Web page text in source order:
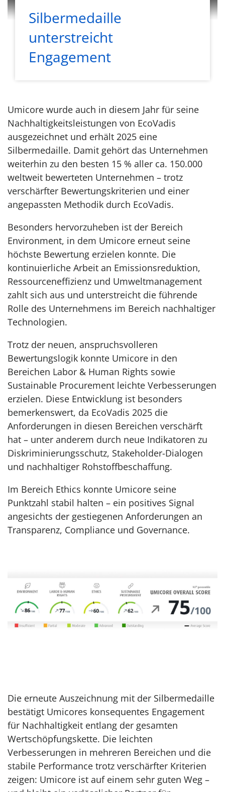
Silbermedaille
unterstreicht
Engagement
Umicore wurde auch in diesem Jahr für seine
Nachhaltigkeitsleistungen von EcoVadis
ausgezeichnet und erhält 2025 eine
Silbermedaille. Damit gehört das Unternehmen
weiterhin zu den besten 15 % aller ca. 150.000
weltweit bewerteten Unternehmen – trotz
verschärfter Bewertungskriterien und einer
angepassten Methodik durch EcoVadis.
Besonders hervorzuheben ist der Bereich
Environment, in dem Umicore erneut seine
höchste Bewertung erzielen konnte. Die
kontinuierliche Arbeit an Emissionsreduktion,
Ressourceneffizienz und Umweltmanagement
zahlt sich aus und unterstreicht die führende
Rolle des Unternehmens im Bereich nachhaltiger
Technologien.
Trotz der neuen, anspruchsvolleren
Bewertungslogik konnte Umicore in den
Bereichen Labor & Human Rights sowie
Sustainable Procurement leichte Verbesserungen
erzielen. Diese Entwicklung ist besonders
bemerkenswert, da EcoVadis 2025 die
Anforderungen in diesen Bereichen verschärft
hat – unter anderem durch neue Indikatoren zu
Diskriminierungsschutz, Stakeholder-Dialogen
und nachhaltiger Rohstoffbeschaffung.
Im Bereich Ethics konnte Umicore seine
Punktzahl stabil halten – ein positives Signal
angesichts der gestiegenen Anforderungen an
Transparenz, Compliance und Governance.
Die erneute Auszeichnung mit der Silbermedaille
bestätigt Umicores konsequentes Engagement
für Nachhaltigkeit entlang der gesamten
Wertschöpfungskette. Die leichten
Verbesserungen in mehreren Bereichen und die
stabile Performance trotz verschärfter Kriterien
zeigen: Umicore ist auf einem sehr guten Weg –